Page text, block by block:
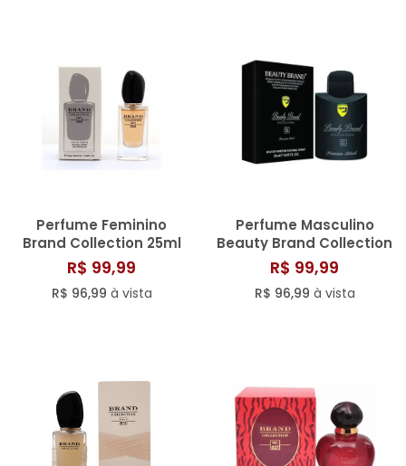
Perfume Feminino
Brand Collection 25ml
N° 063
R$ 99,99
R$ 96,99 à vista
Perfume Masculino
Beauty Brand Collection
25ml N° 013/286
R$ 99,99
R$ 96,99 à vista